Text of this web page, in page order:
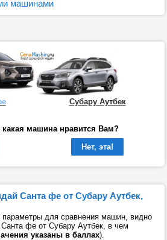
машинами
Субару Аутбек
какая машина нравится Вам?
Нет, эта!
Санта фе от Субару Аутбек,
для сравнения машин, видно
фе от Субару Аутбек, в чем
указаны в баллах).